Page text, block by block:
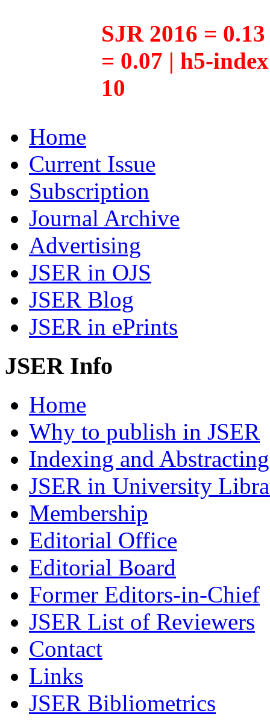
SJR 2016 =
= 0.07 | h5-
10
Home
Current Issue
Subscription
Journal Archive
Advertising
JSER in OJS
JSER Blog
JSER in ePrints
JSER Info
Home
Why to publish in JSER
Indexing and Abstracting
JSER in University
Membership
Editorial Office
Editorial Board
Former Editors-in-Chief
JSER List of Reviewers
Contact
Links
JSER Bibliometrics